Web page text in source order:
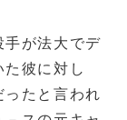
手が法大でデ
彼に対し
たと言われ